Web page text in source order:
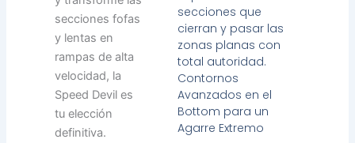
secciones que
cierran y pasar las
zonas planas con
total autoridad.
Contornos
Avanzados en el
Bottom para un
Agarre Extremo
secciones fofas
y lentas en
rampas de alta
velocidad, la
Speed Devil es
tu elección
definitiva.